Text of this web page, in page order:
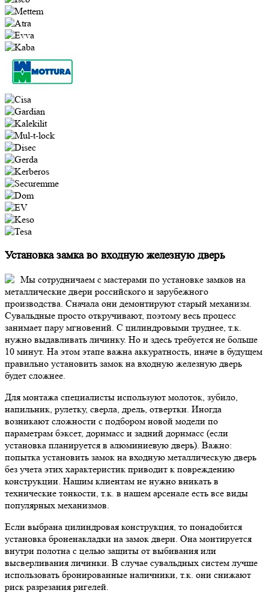
Установка замка во входную железную дверь
Мы сотрудничаем с мастерами по установке замков на
металлические двери российского и зарубежного
производства. Сначала они демонтируют старый механизм.
Сувальдные просто откручивают, поэтому весь процесс
занимает пару мгновений. С цилиндровыми труднее, т.к.
нужно выдавливать личинку. Но и здесь требуется не больше
10 минут. На этом этапе важна аккуратность, иначе в будущем
правильно установить замок на входную железную дверь
будет сложнее.
Для монтажа специалисты используют молоток, зубило,
напильник, рулетку, сверла, дрель, отвертки. Иногда
возникают сложности с подбором новой модели по
параметрам бэксет, дорнмасс и задний дорнмасс (если
установка планируется в алюминиевую дверь). Важно:
попытка установить замок на входную металлическую дверь
без учета этих характеристик приводит к повреждению
конструкции. Нашим клиентам не нужно вникать в
технические тонкости, т.к. в нашем арсенале есть все виды
популярных механизмов.
Если выбрана цилиндровая конструкция, то понадобится
установка броненакладки на замок двери. Она монтируется
внутри полотна с целью защиты от выбивания или
высверливания личинки. В случае сувальдных систем лучше
использовать бронированные наличники, т.к. они снижают
риск разрезания ригелей.